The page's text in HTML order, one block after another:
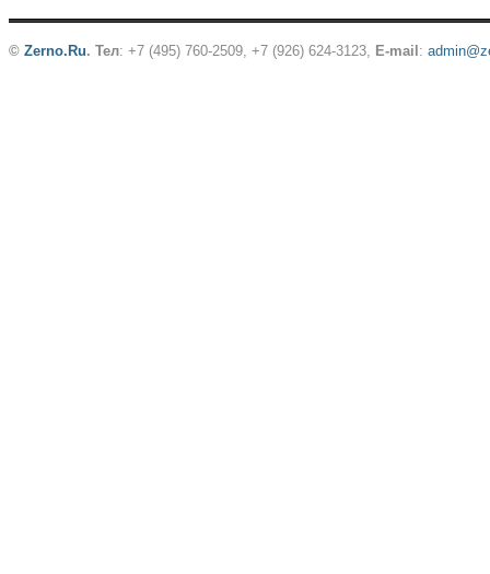
© Zerno.Ru. Тел: +7 (495) 760-2509, +7 (926) 624-3123, E-mail :